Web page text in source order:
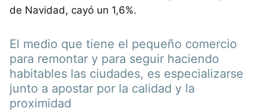
de Navidad, cayó un 1,6%.
El medio que tiene el pequeño comercio
para remontar y para seguir haciendo
habitables las ciudades, es especializarse
junto a apostar por la calidad y la
proximidad